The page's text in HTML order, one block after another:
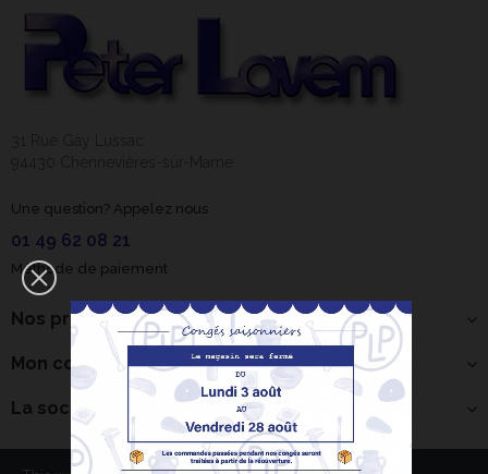
Bonjour ! Je suis
votre expert IA
céramique.
Comment puis-je
×
Une question? Appelez nous
01 49 62 08 21
Méthode de paiement
Nos produits
Mon compte
La société